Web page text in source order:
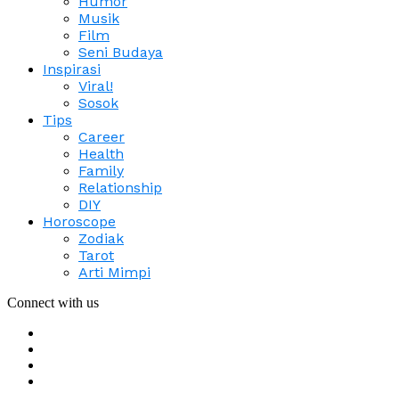
Musik
Film
Seni Budaya
Inspirasi
Viral!
Sosok
Tips
Career
Health
Family
Relationship
DIY
Horoscope
Zodiak
Tarot
Arti Mimpi
Connect with us